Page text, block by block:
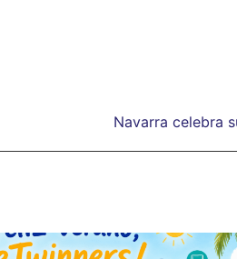
Navarra celebra